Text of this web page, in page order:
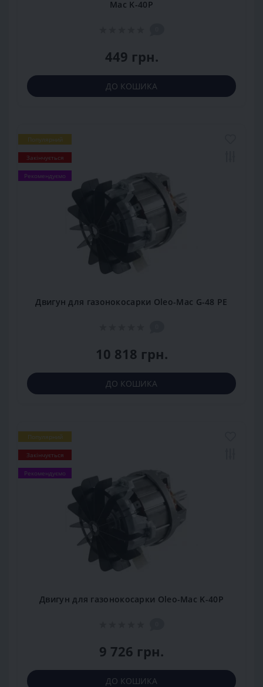
Mac K-40P
449 грн.
ДО КОШИКА
Популярний
Закінчується
Рекомендуємо
Двигун для газонокосарки Oleo-Mac G-48 PE
10 818 грн.
ДО КОШИКА
Популярний
Закінчується
Рекомендуємо
Двигун для газонокосарки Oleo-Mac K-40P
9 726 грн.
ДО КОШИКА